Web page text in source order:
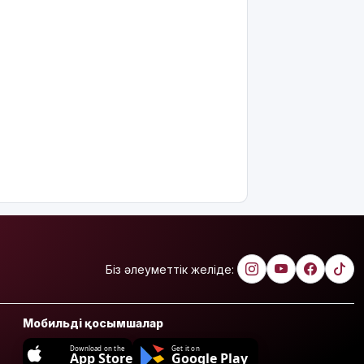
Біз әлеуметтік желіде:
Мобильді қосымшалар
Download on the
App Store
Get it on
Google Play